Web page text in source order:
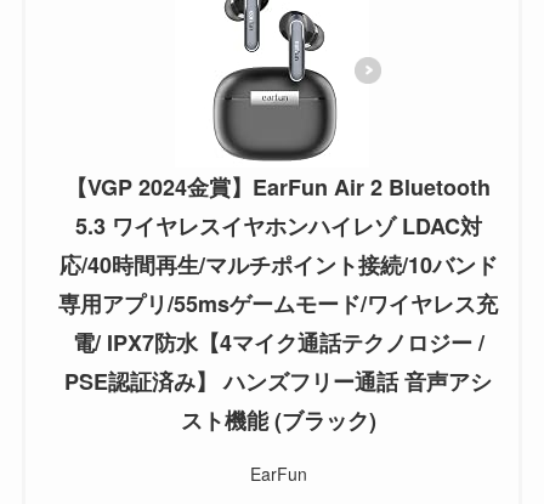
【VGP 2024金賞】EarFun Air 2 Bluetooth
5.3 ワイヤレスイヤホンハイレゾ LDAC対
応/40時間再生/マルチポイント接続/10バンド
専用アプリ/55msゲームモード/ワイヤレス充
電/ IPX7防水【4マイク通話テクノロジー /
PSE認証済み】 ハンズフリー通話 音声アシ
スト機能 (ブラック)
EarFun